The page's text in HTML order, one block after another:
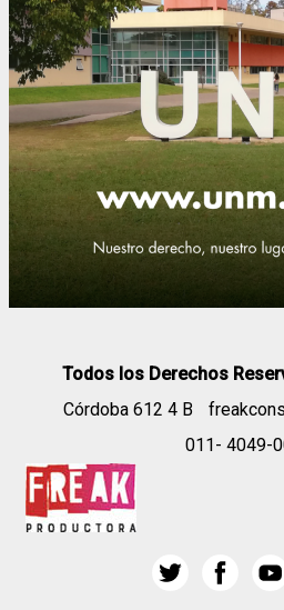
Todos los Derechos
Córdoba 612 4 B
011- 4049-